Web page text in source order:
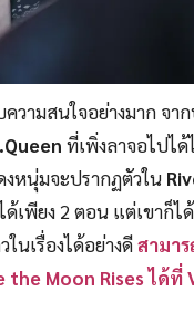
ความสนใจอย่างมาก จ
ที่เพิ่งลาจอไปไ
หนุ่มจะปรากฏตัวใน
ด้เพียง 2 ตอน แต่เขาก็ไ
ในเรื่องได้อย่างดีสามา
the Moon Rises ได้ที่